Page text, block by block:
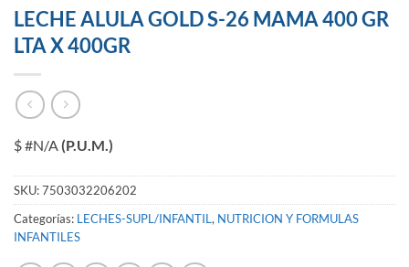
LECHE ALULA GOLD S-26 MAMA 400 GR
LTA X 400GR
$ #N/A(P.U.M.)
SKU:7503032206202
Categorías: LECHES-SUPL/INFANTIL, NUTRICION Y FORMULAS
INFANTILES